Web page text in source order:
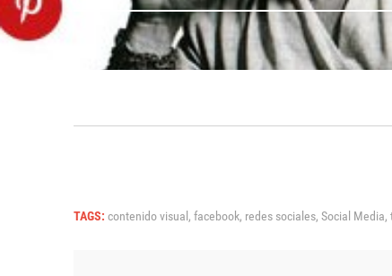
TAGS: contenido visual, facebook, redes sociales, Social Media,